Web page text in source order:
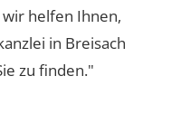
helfen Ihnen,
in Breisach
zu finden."